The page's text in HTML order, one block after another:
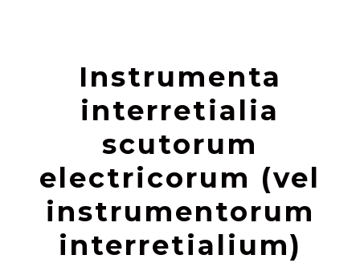
Instrumenta
interretialia
scutorum
electricorum (vel
instrumentorum
interretialium)